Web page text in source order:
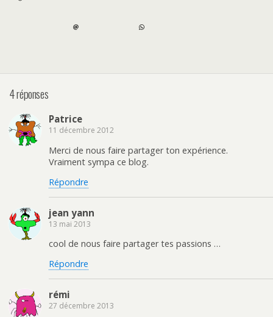
4 réponses
Patrice
11 décembre 2012
Merci de nous faire partager ton expérience.
Vraiment sympa ce blog.
Répondre
jean yann
13 mai 2013
cool de nous faire partager tes passions …
Répondre
rémi
27 décembre 2013